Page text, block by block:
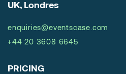
UK, Londres
enquiries@eventscase.com
+44 20 3608 6645
PRICING